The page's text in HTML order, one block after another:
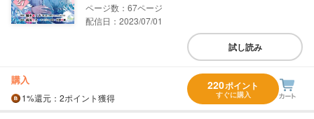
67
配信日：2023/07/01
試し読み
購入
1%還元 ：2ポイント獲得
220ポイント
すぐに購入